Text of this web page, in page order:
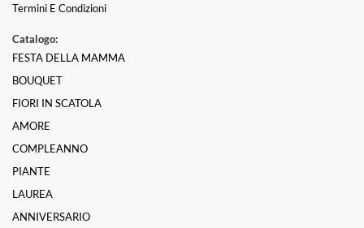
Termini E Condizioni
Catalogo:
FESTA DELLA MAMMA
BOUQUET
FIORI IN SCATOLA
AMORE
COMPLEANNO
PIANTE
LAUREA
ANNIVERSARIO